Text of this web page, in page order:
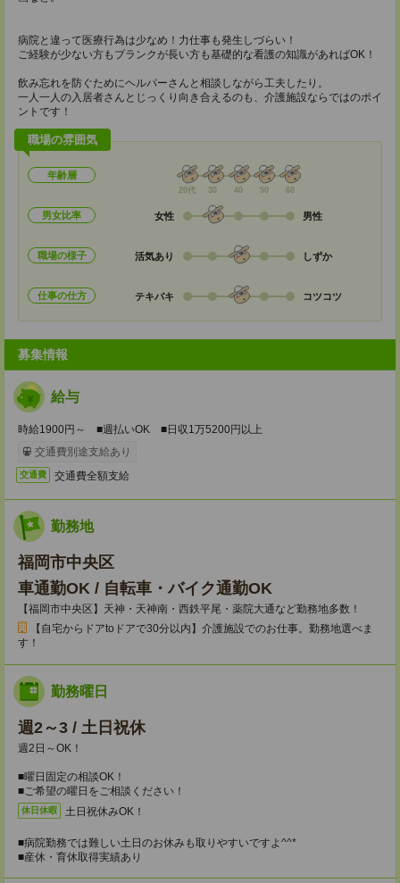
病院と違って医療行為は少なめ！力仕事も発生しづらい！
ご経験が少ない方もブランクが長い方も基礎的な看護の知識があればOK！
飲み忘れを防ぐためにヘルパーさんと相談しながら工夫したり。
一人一人の入居者さんとじっくり向き合えるのも、介護施設ならではのポイ
ントです！
職場の雰囲気
年齢層
20代 30 40 50 60
男女比率 女性 男性
職場の様子 活気あり しずか
仕事の仕方 テキパキ コツコツ
募集情報
給与
時給1900円～ ■週払いOK ■日収1万5200円以上
交通費別途支給あり
交通費 交通費全額支給
勤務地
福岡市中央区
車通勤OK / 自転車・バイク通勤OK
【福岡市中央区】天神・天神南・西鉄平尾・薬院大通など勤務地多数！
【自宅からドアtoドアで30分以内】介護施設でのお仕事。勤務地選べま
す！
勤務曜日
週2～3 / 土日祝休
週2日～OK！
■曜日固定の相談OK！
■ご希望の曜日をご相談ください！
休日休暇 土日祝休みOK！
■病院勤務では難しい土日のお休みも取りやすいですよ^^*
■産休・育休取得実績あり